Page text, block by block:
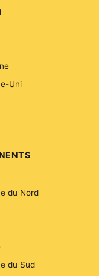
Uni
du Nord
du Sud